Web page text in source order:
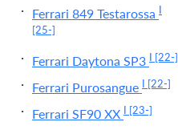
Ferrari 849 Testarossa I
[25-]
Ferrari Daytona SP3 I [22-]
Ferrari Purosangue I [22-]
Ferrari SF90 XX I [23-]